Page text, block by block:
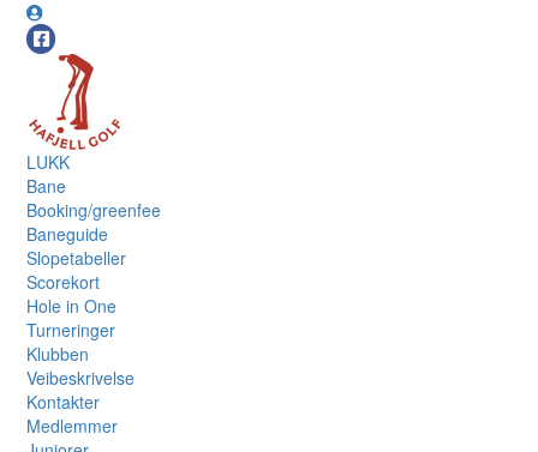
LUKK
Bane
Booking/greenfee
Baneguide
Slopetabeller
Scorekort
Hole in One
Turneringer
Klubben
Veibeskrivelse
Kontakter
Medlemmer